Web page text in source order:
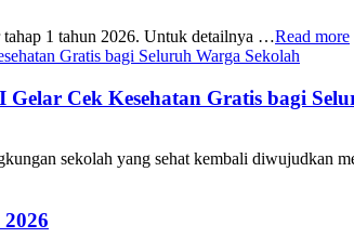
tahap 1 tahun 2026. Untuk detailnya …Read more
Cek Kesehatan Gratis bagi
sekolah yang sehat kembali diwujudkan